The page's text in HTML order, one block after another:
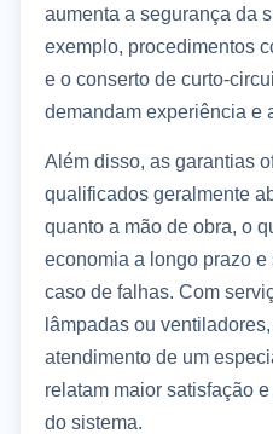
aumenta a segurança da
exemplo, procedimentos
e o conserto de curto-
demandam experiência e
Além disso, as garantias
qualificados geralmente
quanto a mão de obra, o
economia a longo prazo
caso de falhas. Com
lâmpadas ou
atendimento de um
relatam maior satisfação
do sistema.